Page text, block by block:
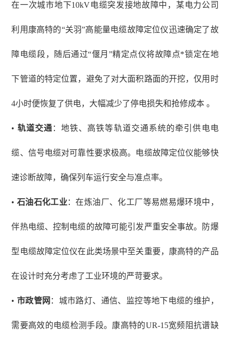
在一次城市地下10kV电缆突发接地故障中，某电力公司
利用康高特的“关羽”高能量电缆故障定位仪迅速确定了故
障电缆段，随后通过“偃月”精定点仪将故障点*锁定在地
下管道的特定位置，避免了对大面积路面的开挖，仅用时
4小时便恢复了供电，大幅减少了停电损失和抢修成本 。
• 轨道交通 ：地铁、高铁等轨道交通系统的牵引供电电
缆、信号电缆对可靠性要求极高。电缆故障定位仪能够快
速诊断故障，确保列车运行安全与准点率。
• 石油石化工业：在炼油厂、化工厂等易燃易爆环境中，
伴热电缆、控制电缆的故障可能引发严重安全事故。防爆
型电缆故障定位仪在此类场景中至关重要，康高特的产品
在设计时充分考虑了工业环境的严苛要求。
• 市政管网 ：城市路灯、通信、监控等地下电缆的维护，
需要高效的电缆检测手段。康高特的UR-15宽频阻抗谱缺